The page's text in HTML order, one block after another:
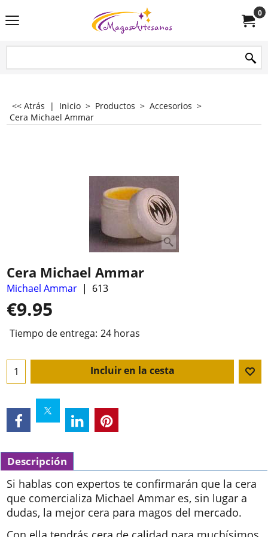
0
<< Atrás | Inicio > Productos > Accesorios >
Cera Michael Ammar
Cera Michael Ammar
Michael Ammar 613
€9.95
Tiempo de entrega: 24 horas
Incluir en la cesta
Descripción
Si hablas con expertos te confirmarán que la cera
que comercializa Michael Ammar es, sin lugar a
dudas, la mejor cera para magos del mercado.